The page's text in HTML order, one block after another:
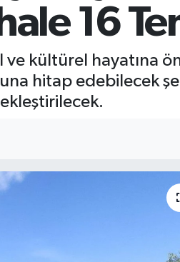
16
ve kültürel hayatına
hitap edebilecek